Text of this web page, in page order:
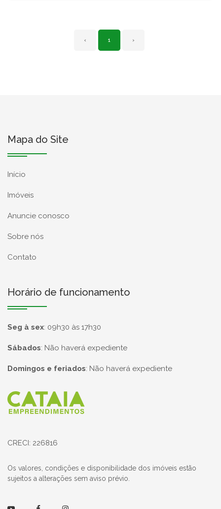
‹ 1 ›
Mapa do Site
Início
Imóveis
Anuncie conosco
Sobre nós
Contato
Horário de funcionamento
Seg à sex: 09h30 às 17h30
Sábados: Não haverá expediente
Domingos e feriados: Não haverá expediente
Página inicial
CRECI: 226816
Os valores, condições e disponibilidade dos imóveis estão
sujeitos a alterações sem aviso prévio.